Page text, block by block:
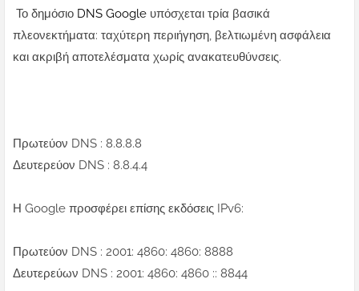
Το δημόσιο DNS Google υπόσχεται τρία βασικά
πλεονεκτήματα: ταχύτερη περιήγηση, βελτιωμένη ασφάλεια
και ακριβή αποτελέσματα χωρίς ανακατευθύνσεις.
Πρωτεύον DNS : 8.8.8.8
Δευτερεύον DNS : 8.8.4.4
Η Google προσφέρει επίσης εκδόσεις IPv6:
Πρωτεύον DNS : 2001: 4860: 4860: 8888
Δευτερεύων DNS : 2001: 4860: 4860 :: 8844